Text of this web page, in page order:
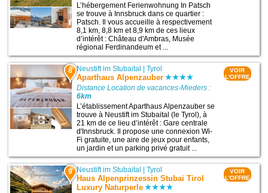
L’hébergement Ferienwohnung In Patsch
se trouve à Innsbruck dans ce quartier :
Patsch. Il vous accueille à respectivement
8,1 km, 8,8 km et 8,9 km de ces lieux
d’intérêt : Château d'Ambras, Musée
régional Ferdinandeum et ...
8 Neustift im Stubaital |Tyrol
Aparthaus Alpenzauber
Distance Location de vacances-Mieders :
6km
L’établissement Aparthaus Alpenzauber se
trouve à Neustift im Stubaital (le Tyrol), à
21 km de ce lieu d’intérêt : Gare centrale
d'Innsbruck. Il propose une connexion Wi-
Fi gratuite, une aire de jeux pour enfants,
un jardin et un parking privé gratuit ...
VOIR
L'OFFRE
9 Neustift im Stubaital |Tyrol
Haus Alpenprinzessin Stubai Tirol
Luxury Naturperle
VOIR
L'OFFRE